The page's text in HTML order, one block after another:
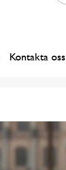
Kontakta oss